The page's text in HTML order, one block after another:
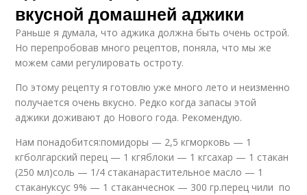
вкусной домашней аджики
Раньше я думала, что аджика должна быть очень острой.
Но перепробовав много рецептов, поняла, что мы же
можем сами регулировать остроту.
По этому рецепту я готовлю уже много лето и неизменно
получается очень вкусно. Редко когда запасы этой
аджики доживают до Нового года. Рекомендую.
Нам понадобится:помидоры — 2,5 кгморковь — 1
кгболгарский перец — 1 кгяблоки — 1 кгсахар — 1 стакан
(250 мл)соль — 1/4 стаканарастительное масло — 1
стакануксус 9% — 1 стаканчеснок — 300 гр.перец чили по